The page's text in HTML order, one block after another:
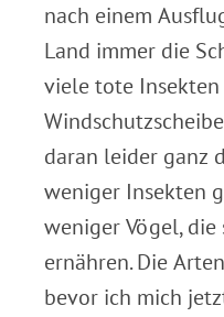
nach einem
Land immer die
viele tote Insekten
daran leider ganz
weniger Insekten
weniger Vögel,
ernähren. Die
bevor ich mich